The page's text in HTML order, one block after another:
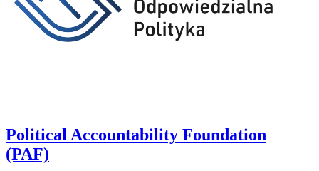
Political Accountability Foundation
(PAF)